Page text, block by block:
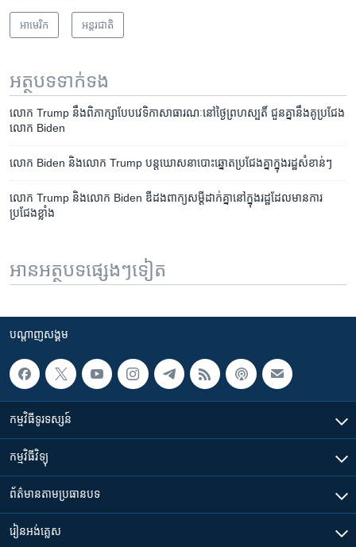
អាមេរិក​ អន្តរជាតិ
អត្ថបទ​ទាក់ទង
លោក​ Trump នឹង​ពិភាក្សា​បែប​វេទិកា​សាធារណៈ​នៅ​ថ្ងៃ​ព្រហស្បតិ៍​ ជួន​គ្នា​នឹង​គូ​​​ប្រជែង​​
លោក Biden
លោក Biden និង​លោក Trump បន្ត​ឃោសនា​បោះឆ្នោត​ប្រជែង​គ្នា​ក្នុង​រដ្ឋ​សំខាន់ៗ
លោក Trump និង​លោក Biden ឌឺដង​ពាក្យ​សម្ដី​ដាក់​គ្នា​នៅ​ក្នុង​រដ្ឋ​ដែល​មាន​ការ​
ប្រជែង​ខ្លាំង
អានអត្ថបទផ្សេងៗទៀត
បណ្តាញ​សង្គម
កម្មវិធី​ទូរទស្សន៍
កម្មវិធី​វិទ្យុ
ព័ត៌មាន​តាមប្រធានបទ​
រៀន​​អង់គ្លេស